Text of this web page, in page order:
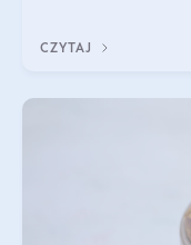
CZYTAJ